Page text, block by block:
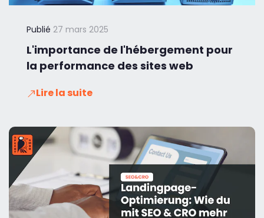
Publié 27 mars 2025
L'importance de l'hébergement pour
la performance des sites web
Lire la suite